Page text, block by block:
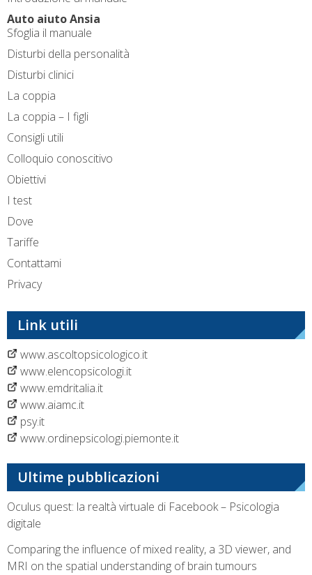
Auto aiuto Ansia
Sfoglia il manuale
Disturbi della personalità
Disturbi clinici
La coppia
La coppia – I figli
Consigli utili
Colloquio conoscitivo
Obiettivi
I test
Dove
Tariffe
Contattami
Privacy
Link utili
www.ascoltopsicologico.it
www.elencopsicologi.it
www.emdritalia.it
www.aiamc.it
psy.it
www.ordinepsicologi.piemonte.it
Ultime pubblicazioni
Oculus quest: la realtà virtuale di Facebook – Psicologia
digitale
Comparing the influence of mixed reality, a 3D viewer, and
MRI on the spatial understanding of brain tumours